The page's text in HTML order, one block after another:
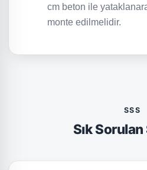
cm beton ile
monte edilmelidir.
SSS
Sık